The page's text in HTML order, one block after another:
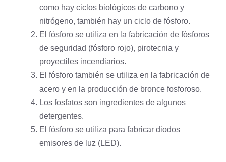
como hay ciclos biológicos de carbono y
nitrógeno, también hay un ciclo de fósforo.
El fósforo se utiliza en la fabricación de fósforos
de seguridad (fósforo rojo), pirotecnia y
proyectiles incendiarios.
El fósforo también se utiliza en la fabricación de
acero y en la producción de bronce fosforoso.
Los fosfatos son ingredientes de algunos
detergentes.
El fósforo se utiliza para fabricar diodos
emisores de luz (LED).